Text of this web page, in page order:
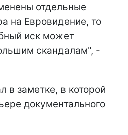
отдельные
на Евровидение, то
иск может
скандалам", -
в заметке, в которой
документального